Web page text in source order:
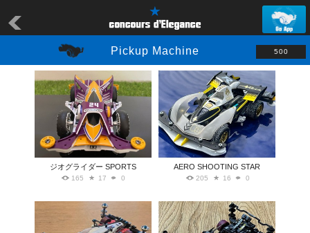
Pickup Machine 500
ジオグライダー SPORTS
165 17 0
AERO SHOOTING STAR
205 16 0